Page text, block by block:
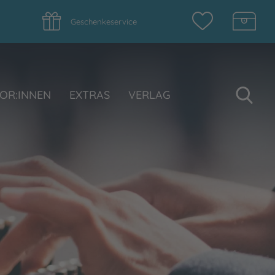
Geschenkeservice
EXTRAS VERLAG